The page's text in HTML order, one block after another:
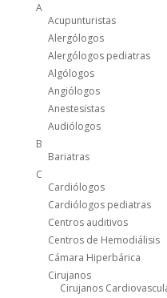
A
Acupunturistas
Alergólogos
Alergólogos pediatras
Algólogos
Angiólogos
Anestesistas
Audiólogos
B
Bariatras
C
Cardiólogos
Cardiólogos pediatras
Centros auditivos
Centros de Hemodiálisis
Cámara Hiperbárica
Cirujanos
Cirujanos